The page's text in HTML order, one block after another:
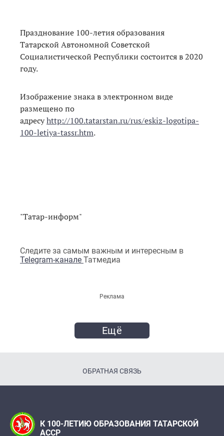
Празднование 100-летия образования
Татарской Автономной Советской
Социалистической Республики состоится в 2020
году.
Изображение знака в электронном виде
размещено по
адресуhttp://100.tatarstan.ru/rus/eskiz-logotipa-
100-letiya-tassr.htm.
"Татар-информ"
Следите за самым важным и интересным в
Telegram-канале Татмедиа
Реклама
Ещё
ОБРАТНАЯ СВЯЗЬ
К 100-ЛЕТИЮ ОБРАЗОВАНИЯ ТАТАРСКОЙ
АССР